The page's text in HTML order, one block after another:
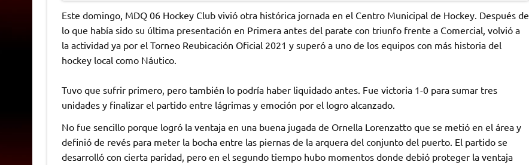
Este domingo, MDQ 06 Hockey Club vivió otra histórica jornada en el Centro Municipal de Hockey. Después de
lo que había sido su última presentación en Primera antes del parate con triunfo frente a Comercial, volvió a
la actividad ya por el Torneo Reubicación Oficial 2021 y superó a uno de los equipos con más historia del
hockey local como Náutico.
Tuvo que sufrir primero, pero también lo podría haber liquidado antes. Fue victoria 1-0 para sumar tres
unidades y finalizar el partido entre lágrimas y emoción por el logro alcanzado.
No fue sencillo porque logró la ventaja en una buena jugada de Ornella Lorenzatto que se metió en el área y
definió de revés para meter la bocha entre las piernas de la arquera del conjunto del puerto. El partido se
desarrolló con cierta paridad, pero en el segundo tiempo hubo momentos donde debió proteger la ventaja